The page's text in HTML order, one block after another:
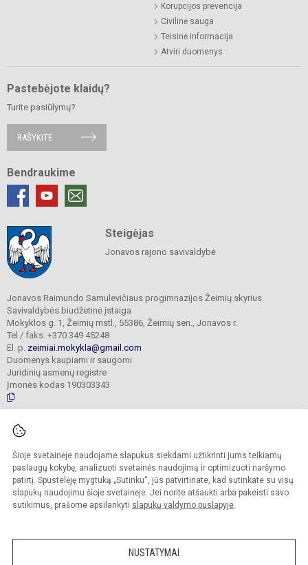
Šioje svetainėje naudojame slapukus siekdami užtikrinti jums teikiamų
paslaugų kokybę, analizuoti svetainės naudojimą ir optimizuoti naršymo
patirtį. Spustelėję mygtuką „Sutinku“, jūs patvirtinate, kad sutinkate su visų
slapukų naudojimu šioje svetainėje. Jei norite atšaukti arba pakeisti savo
sutikimus, prašome apsilankyti slapukų valdymo puslapyje.
NUSTATYMAI
Korupcijos prevencija
Civilinė sauga
Teisinė informacija
Atviri duomenys
Pastebėjote klaidų?
Turite pasiūlymų?
RAŠYKITE
Bendraukime
Steigėjas
Jonavos rajono savivaldybė
Jonavos Raimundo Samulevičiaus progimnazijos Žeimių skyrius
Savivaldybės biudžetinė įstaiga
Mokyklos g. 1, Žeimių mstl., 55386, Žeimių sen., Jonavos r.
Tel./ faks. +370 349 45248
El. p. zeimiai.mokykla@gmail.com
Duomenys kaupiami ir saugomi
Juridinių asmenų registre
Įmonės kodas 190303343
© 2025. Jonavos Raimundo Samulevičiaus progimnazija Žeimių skyrius. Visos
Kopijuoti turinį be raštiško įstaigos administracijos sutikimo griežtai draudžiama.
Prieinamumo paraiška Slapukų politika
Sumanus būdas atnaujinti